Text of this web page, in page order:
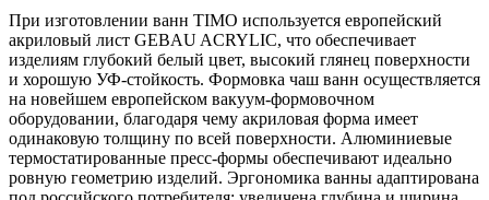
При изготовлении ванн TIMO используется европейский
акриловый лист GEBAU ACRYLIC, что обеспечивает
изделиям глубокий белый цвет, высокий глянец поверхности
и хорошую УФ-стойкость. Формовка чаш ванн осуществляется
на новейшем европейском вакуум-формовочном
оборудовании, благодаря чему акриловая форма имеет
одинаковую толщину по всей поверхности. Алюминиевые
термостатированные пресс-формы обеспечивают идеально
ровную геометрию изделий. Эргономика ванны адаптирована